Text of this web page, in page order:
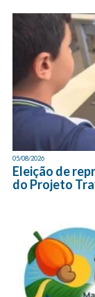
05/08/2026
Eleição de
do Projeto